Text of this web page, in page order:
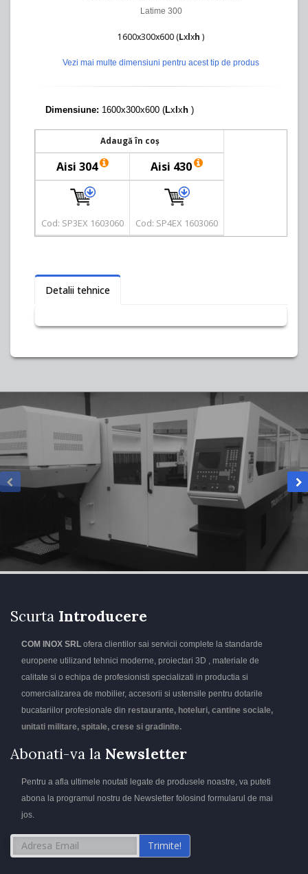
Latime 300
1600x300x600 (Lxlxh )
Vezi mai multe dimensiuni pentru acest tip de produs
Dimensiune: 1600x300x600 (Lxlxh )
Adaugă în coș
Aisi 304 Aisi 430
Cod: SP3EX 1603060 Cod: SP4EX 1603060
Detalii tehnice
Scurta Introducere
COM INOX SRL ofera clientilor sai servicii complete la standarde
europene utilizand tehnici moderne, proiectari 3D , materiale de
calitate si o echipa de profesionisti specializati in productia si
comercializarea de mobilier, accesorii si ustensile pentru dotarile
bucatariilor profesionale din restaurante, hoteluri, cantine sociale,
unitati militare, spitale, crese si gradinite.
Abonati-va la Newsletter
Pentru a afla ultimele noutati legate de produsele noastre, va puteti
abona la programul nostru de Newsletter folosind formularul de mai
jos.
Trimite!